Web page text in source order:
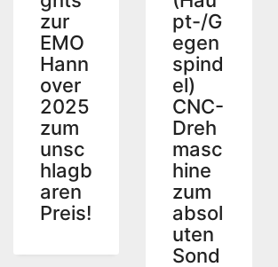
zur
EMO
Hann
over
2025
zum
unsc
hlagb
aren
Preis!
pt-/G
egen
spind
el)
CNC-
Dreh
masc
hine
zum
absol
uten
Sond